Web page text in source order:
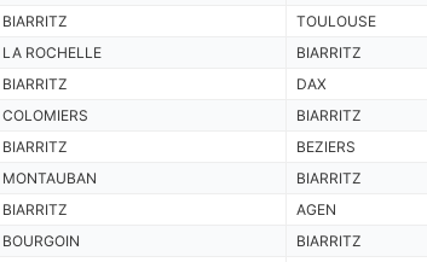
BIARRITZ TOULOUSE
LA ROCHELLE BIARRITZ
BIARRITZ DAX
COLOMIERS BIARRITZ
BIARRITZ BEZIERS
MONTAUBAN BIARRITZ
BIARRITZ AGEN
BOURGOIN BIARRITZ